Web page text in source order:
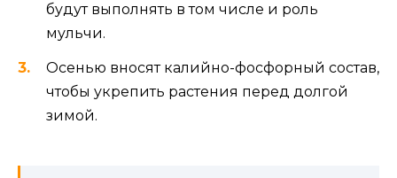
будут выполнять в том числе и роль
мульчи.
Осенью вносят калийно-фосфорный состав,
чтобы укрепить растения перед долгой
зимой.